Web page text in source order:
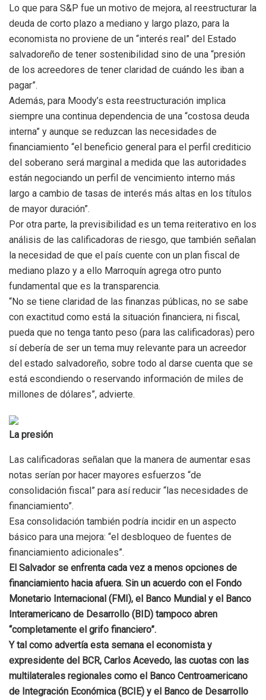
Lo que para S&P fue un motivo de mejora, al reestructurar la
deuda de corto plazo a mediano y largo plazo, para la
economista no proviene de un “interés real” del Estado
salvadoreño de tener sostenibilidad sino de una “presión
de los acreedores de tener claridad de cuándo les iban a
pagar”.
Además, para Moody’s esta reestructuración implica
siempre una continua dependencia de una “costosa deuda
interna” y aunque se reduzcan las necesidades de
financiamiento “el beneficio general para el perfil crediticio
del soberano será marginal a medida que las autoridades
están negociando un perfil de vencimiento interno más
largo a cambio de tasas de interés más altas en los títulos
de mayor duración”.
Por otra parte, la previsibilidad es un tema reiterativo en los
análisis de las calificadoras de riesgo, que también señalan
la necesidad de que el país cuente con un plan fiscal de
mediano plazo y a ello Marroquín agrega otro punto
fundamental que es la transparencia.
“No se tiene claridad de las finanzas públicas, no se sabe
con exactitud como está la situación financiera, ni fiscal,
pueda que no tenga tanto peso (para las calificadoras) pero
sí debería de ser un tema muy relevante para un acreedor
del estado salvadoreño, sobre todo al darse cuenta que se
está escondiendo o reservando información de miles de
millones de dólares”, advierte.
La presión
Las calificadoras señalan que la manera de aumentar esas
notas serían por hacer mayores esfuerzos “de
consolidación fiscal” para así reducir “las necesidades de
financiamiento”.
Esa consolidación también podría incidir en un aspecto
básico para una mejora: “el desbloqueo de fuentes de
financiamiento adicionales”.
El Salvador se enfrenta cada vez a menos opciones de
financiamiento hacia afuera. Sin un acuerdo con el Fondo
Monetario Internacional (FMI), el Banco Mundial y el Banco
Interamericano de Desarrollo (BID) tampoco abren
“completamente el grifo financiero”.
Y tal como advertía esta semana el economista y
expresidente del BCR, Carlos Acevedo, las cuotas con las
multilaterales regionales como el Banco Centroamericano
de Integración Económica (BCIE) y el Banco de Desarrollo